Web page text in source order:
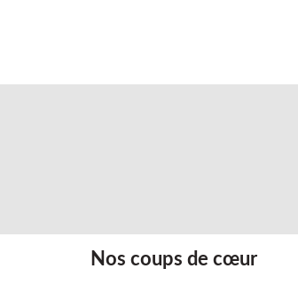
Nos coups de cœur